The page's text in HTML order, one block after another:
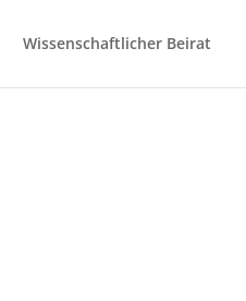
Wissenschaftlicher Beirat